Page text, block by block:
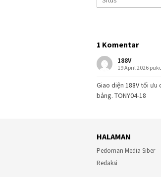
1 Komentar
188V
19 April 2026
Giao diện 188Vtối ưu
bảng. TONY04-18
HALAMAN
Pedoman Media Siber
Redaksi